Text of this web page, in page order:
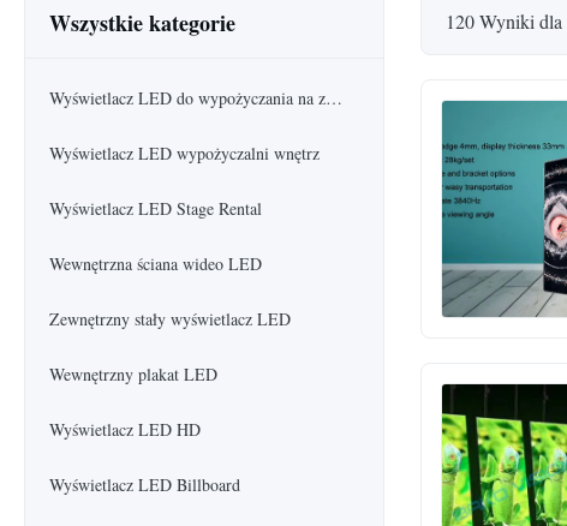
Wszystkie kategorie
Wyświetlacz LED do wypożyczania na zewnątrz
Wyświetlacz LED wypożyczalni wnętrz
Wyświetlacz LED Stage Rental
Wewnętrzna ściana wideo LED
Zewnętrzny stały wyświetlacz LED
Wewnętrzny plakat LED
Wyświetlacz LED HD
Wyświetlacz LED Billboard
120 Wyniki dla